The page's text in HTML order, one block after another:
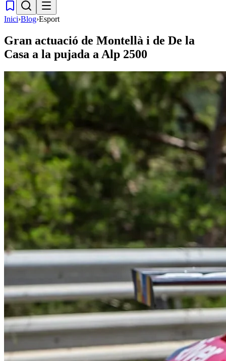
Inici›Blog›Esport
Gran actuació de Montellà i de De la
Casa a la pujada a Alp 2500